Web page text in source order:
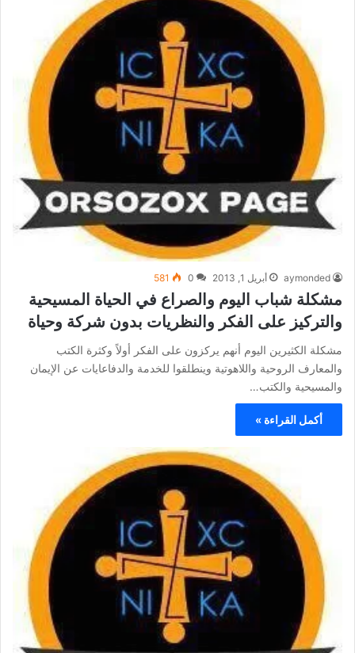
aymonded أبريل 1, 2013 0
581
مشكلة شباب اليوم والصراع في الحياة المسيحية
والتركيز على الفكر والنظريات بدون شركة وحياة
مشكلة الكثيرين اليوم أنهم يركزون على الفكر أولاً وكثرة الكتب
والمعارف الروحية واللاهوتية وينطلقوا للخدمة والدفاعايات عن الإيمان
والمسيحية والكتب…
أكمل القراءة »